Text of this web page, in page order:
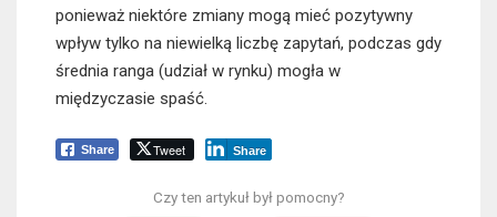
ponieważ niektóre zmiany mogą mieć pozytywny
wpływ tylko na niewielką liczbę zapytań, podczas gdy
średnia ranga (udział w rynku) mogła w
międzyczasie spaść.
Share Tweet Share
Czy ten artykuł był pomocny?